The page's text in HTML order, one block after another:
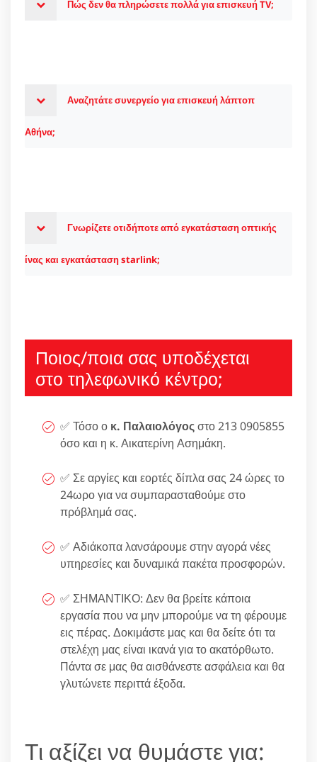
Πώς δεν θα πληρώσετε πολλά για επισκευή TV;
Αναζητάτε συνεργείο για επισκευή λάπτοπ
Αθήνα;
Γνωρίζετε οτιδήποτε από εγκατάσταση οπτικής
ίνας και εγκατάσταση starlink;
Ποιος/ποια σας υποδέχεται
στο τηλεφωνικό κέντρο;
✅ Τόσο ο κ. Παλαιολόγοςστο 213 0905855
όσο και η κ. Αικατερίνη Ασημάκη.
✅ Σε αργίες και εορτές δίπλα σας 24 ώρες το
24ωρο για να συμπαρασταθούμε στο
πρόβλημά σας.
✅ Αδιάκοπα λανσάρουμε στην αγορά νέες
υπηρεσίες και δυναμικά πακέτα προσφορών.
✅ ΣΗΜΑΝΤΙΚΟ: Δεν θα βρείτε κάποια
εργασία που να μην μπορούμε να τη φέρουμε
εις πέρας. Δοκιμάστε μας και θα δείτε ότι τα
στελέχη μας είναι ικανά για το ακατόρθωτο.
Πάντα σε μας θα αισθάνεστε ασφάλεια και θα
γλυτώνετε περιττά έξοδα.
Τι αξίζει να θυμάστε για: